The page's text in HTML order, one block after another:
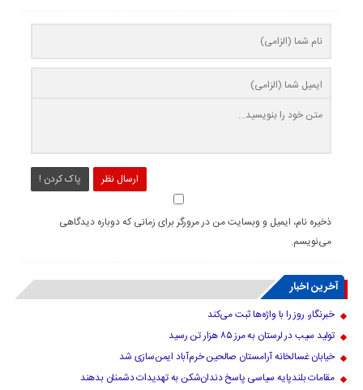
ارسال نظر پاک کردن !
ذخیره نام، ایمیل و وبسایت من در مرورگر برای زمانی که دوباره دیدگاهی
می‌نویسم.
آخرین اخبار
خبرنگار، روز را با واژه‌ها ثبت می‌کند
تولید سیب در لرستان به مرز ۸۵ هزار تن رسید
خیابان غسالخانه آرامستان صالحین خرم‌آباد ایمن‌سازی شد
مقامات بلندپایه سیاسی پاسخ دندان‌شکن به تهدیدات دشمنان بدهند